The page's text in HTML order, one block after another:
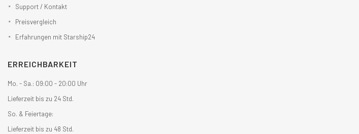
Support / Kontakt
Preisvergleich
Erfahrungen mit Starship24
ERREICHBARKEIT
Mo. - Sa.: 09:00 - 20:00 Uhr
Lieferzeit bis zu 24 Std.
So. & Feiertage:
Lieferzeit bis zu 48 Std.